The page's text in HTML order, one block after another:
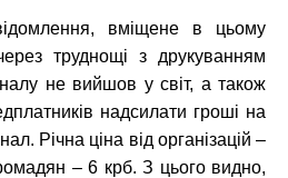
вміщене в цьому
труднощі з друкуванням
не вийшов у світ, а також
надсилати гроші на
Річна ціна від організацій –
– 6 крб. З цього видно,